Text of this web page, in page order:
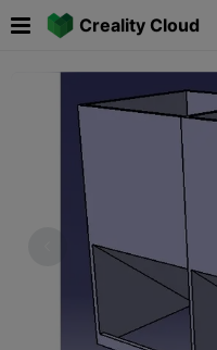
Creality Cloud